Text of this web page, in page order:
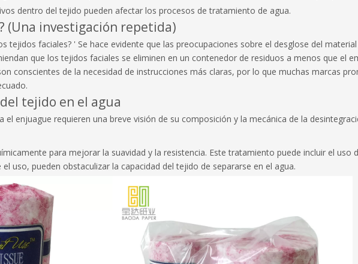
dentro del tejido pueden afectar los procesos de tratamiento de agua.
(Una investigación repetida)
tejidos faciales? ' Se hace evidente que las preocupaciones sobre el desglose del
que los tejidos faciales se eliminen en un contenedor de residuos a menos que el
conscientes de la necesidad de instrucciones más claras, por lo que muchas marcas
tejido en el agua
enjuague requieren una breve visión de su composición y la mecánica de la
para mejorar la suavidad y la resistencia. Este tratamiento puede incluir el uso
uso, pueden obstaculizar la capacidad del tejido de separarse en el agua.